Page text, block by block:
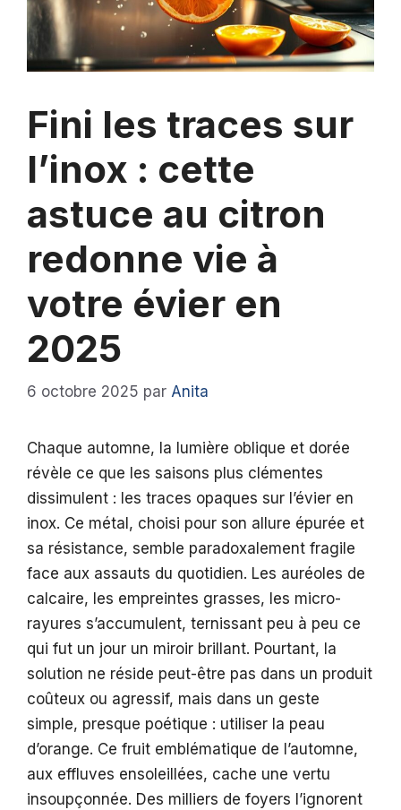
Fini les traces sur
l’inox : cette
astuce au citron
redonne vie à
votre évier en
2025
6 octobre 2025 par Anita
Chaque automne, la lumière oblique et dorée
révèle ce que les saisons plus clémentes
dissimulent : les traces opaques sur l’évier en
inox. Ce métal, choisi pour son allure épurée et
sa résistance, semble paradoxalement fragile
face aux assauts du quotidien. Les auréoles de
calcaire, les empreintes grasses, les micro-
rayures s’accumulent, ternissant peu à peu ce
qui fut un jour un miroir brillant. Pourtant, la
solution ne réside peut-être pas dans un produit
coûteux ou agressif, mais dans un geste
simple, presque poétique : utiliser la peau
d’orange. Ce fruit emblématique de l’automne,
aux effluves ensoleillées, cache une vertu
insoupçonnée. Des milliers de foyers l’ignorent